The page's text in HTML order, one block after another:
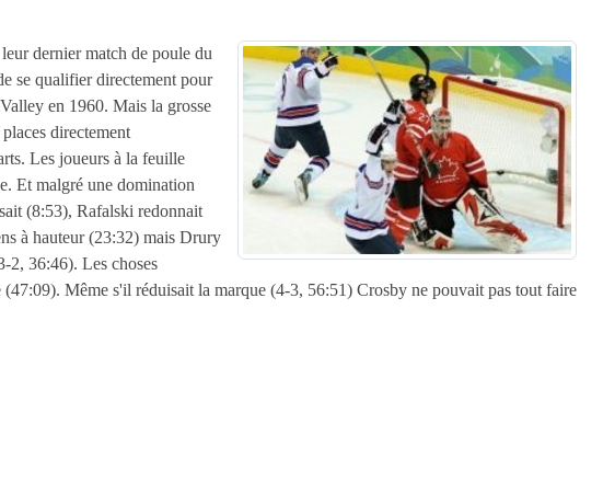
dernier match de poule du
se qualifier directement pour
en 1960. Mais la grosse
directement
Les joueurs à la feuille
Et malgré une domination
(8:53), Rafalski redonnait
à hauteur (23:32) mais Drury
2, 36:46). Les choses
Même s'il réduisait la marque (4-3, 56:51) Crosby ne pouvait pas tout faire